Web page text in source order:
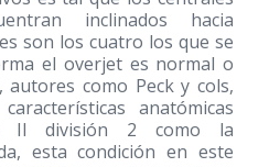
inclinados hacia
son los cuatro los que se
el overjet es normal o
autores como Peck y cols,
anatómicas
II división 2 como la
esta condición en este